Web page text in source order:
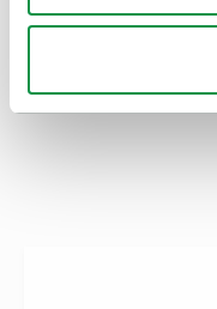
טעימות ללמוד הופעות